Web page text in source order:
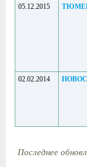
05.12.2015
02.02.2014
Последнее